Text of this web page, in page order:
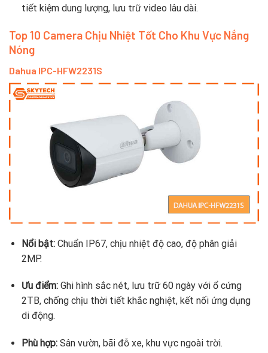
tiết kiệm dung lượng, lưu trữ video lâu dài.
Top 10 Camera Chịu Nhiệt Tốt Cho Khu Vực Nắng
Nóng
Dahua IPC-HFW2231S
Nổi bật:Chuẩn IP67, chịu nhiệt độ cao, độ phân giải
2MP.
Ưu điểm:Ghi hình sắc nét, lưu trữ 60 ngày với ổ cứng
2TB, chống chịu thời tiết khắc nghiệt, kết nối ứng dụng
di động.
Phù hợp:Sân vườn, bãi đỗ xe, khu vực ngoài trời.